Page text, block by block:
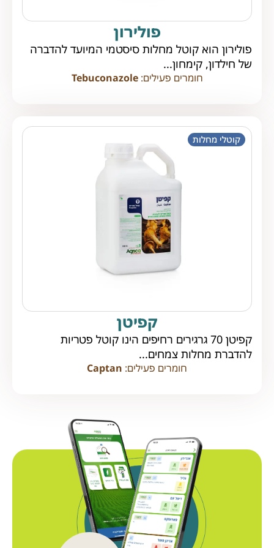
פולירון
פולירון הוא קוטל מחלות סיסטמי המיועד להדברה
של חילדון, קימחון...
חומרים פעילים:Tebuconazole
קוטלי מחלות
קפיטן
קפיטן 70 גרגירים רחיפים הינו קוטל פטריות
להדברת מחלות צמחים...
חומרים פעילים: Captan